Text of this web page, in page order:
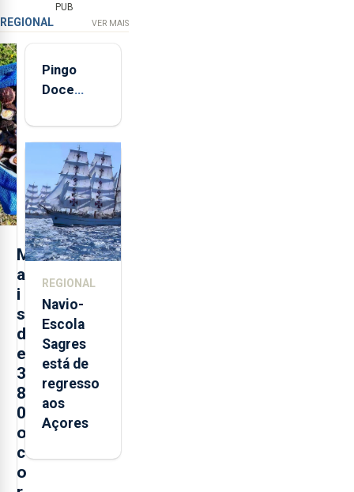
PUB
REGIONAL VER MAIS
M
a
i
s
d
e
3
8
0
o
c
o
Pingo
Doce
quinta-
feira nova
loja em
São
Sebastião
e cria 30
postos de
REGIONAL
Navio-
Escola
Sagres
está de
regresso
aos
Açores